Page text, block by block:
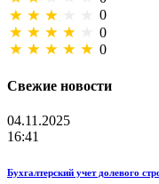
0
0
0
Свежие новости
04.11.2025
16:41
Бухгалтерский учет долевого